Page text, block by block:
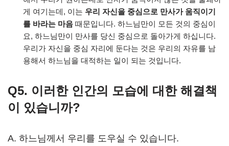
게 여기는데, 이는 우리 자신을 중심으로 만사가 움직이기
를 바라는 마음 때문입니다. 하느님만이 모든 것의 중심이
요, 하느님만이 만사를 당신 중심으로 돌아가게 하십니다.
우리가 자신을 중심 자리에 둔다는 것은 우리의 자유를 남
용해서 하느님을 대적하는 일이 되는 것입니다.
Q5. 이러한 인간의 모습에 대한 해결책
이 있습니까?
A. 하느님께서 우리를 도우실 수 있습니다.